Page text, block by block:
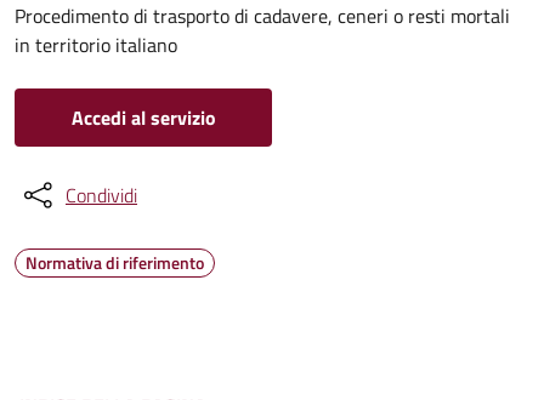
Procedimento di trasporto di cadavere, ceneri o resti mortali
in territorio italiano
Accedi al servizio
Condividi
Normativa di riferimento